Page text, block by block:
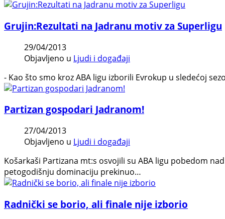
Grujin:Rezultati na Jadranu motiv za Superligu
29/04/2013
Objavljeno u Ljudi i događaji
- Kao što smo kroz ABA ligu izborili Evrokup u sledećoj
Partizan gospodari Jadranom!
27/04/2013
Objavljeno u Ljudi i događaji
Košarkaši Partizana mt:s osvojili su ABA ligu pobedom
petogodišnju dominaciju prekinuo…
Radnički se borio, ali finale nije izborio